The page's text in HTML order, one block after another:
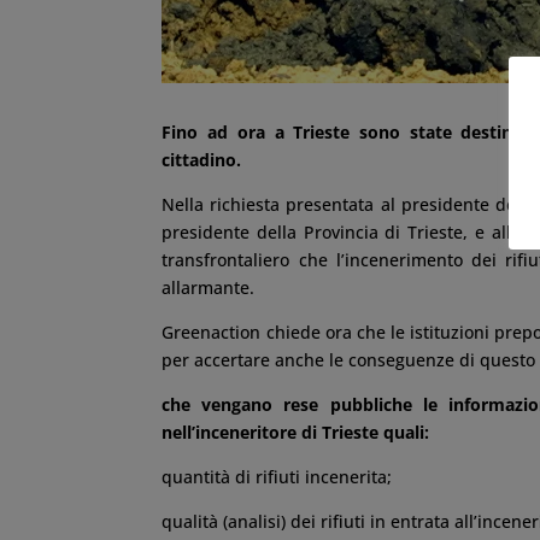
Fino ad ora a Trieste sono state
cittadino.
Nella richiesta presentata al presidente
presidente della Provincia di Trieste, e
transfrontaliero che l’incenerimento dei
allarmante.
Greenaction chiede ora che le istituzioni
per accertare anche le conseguenze di
che vengano rese pubbliche le
nell’inceneritore di Trieste quali:
quantità di rifiuti incenerita;
qualità (analisi) dei rifiuti in entrata